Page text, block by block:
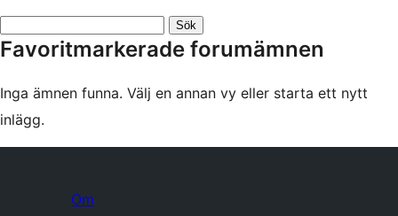
ämnen:
Favoritmarkerade forumämnen
Inga ämnen funna. Välj en annan vy eller starta ett nytt
inlägg.
Om